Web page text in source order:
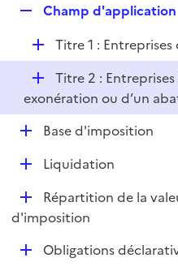
l
p
l
i
e
Champ d'application
D
é
l
i
e
r
Titre 1 :
D
é
p
l
e
r
Titre 2 :
exonération ou d’un
D
e
Base d'imposition
D
l
Liquidation
D
é
Répartition de la
d'imposition
DObligations